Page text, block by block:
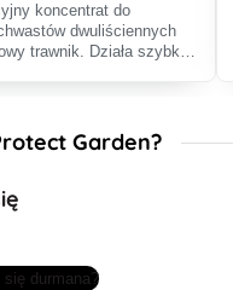
koncentrat do
dwuliściennych
trawnik. Działa szybko,
Garden?